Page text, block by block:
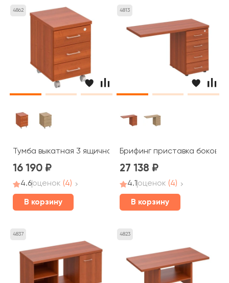
4862
Тумба выкатная 3 ящичная с центральным замком ПТ
16 190
4.6оценок (4)
В корзину
4813
Брифинг приставка
27 138
4.1оценок (4)
В корзину
4837 4823